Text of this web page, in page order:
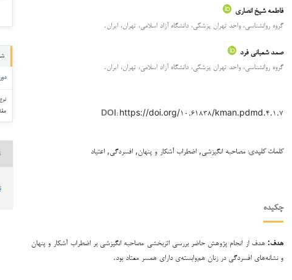
فاطمه شیخ انصاری
گروه روانشناسی، واحد تهران پزشکی، دانشگاه آزاد اسلامی، تهران، ایران.
صمد شعبانی فرد
گروه روانشناسی، واحد تهران پزشکی، دانشگاه آزاد اسلامی، تهران، ایران.
DOI: https://doi.org/۱۰.۶۱۸۳۸/kman.pdmd.۴.۱.۷
کلمات کلیدی: مصاحبه انگیزشی, اضطراب آشکار و پنهان, افسردگی, اعتیاد
چکیده
هدف: هدف از انجام پژوهش حاضر بررسی اثربخشی مصاحبه انگیزشی بر اضطراب آشکار و پنهان
و نشانه‌های افسردگی در زنان هم‌وابسته‌ی دارای همسر معتاد بود.
دوره ۴ شماره